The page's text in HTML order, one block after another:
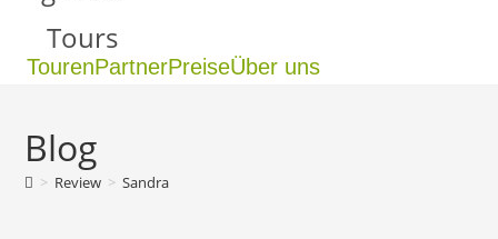
TourenPartnerPreiseÜber uns
Blog
> Review > Sandra